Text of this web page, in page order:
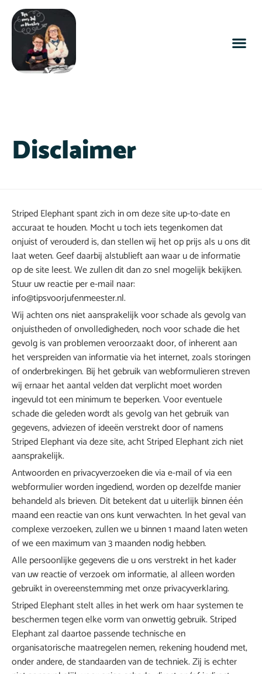
Disclaimer
Striped Elephant spant zich in om deze site up-to-date en
accuraat te houden. Mocht u toch iets tegenkomen dat
onjuist of verouderd is, dan stellen wij het op prijs als u ons dit
laat weten. Geef daarbij alstublieft aan waar u de informatie
op de site leest. We zullen dit dan zo snel mogelijk bekijken.
Stuur uw reactie per e-mail naar:
info@tipsvoorjufenmeester.nl.
Wij achten ons niet aansprakelijk voor schade als gevolg van
onjuistheden of onvolledigheden, noch voor schade die het
gevolg is van problemen veroorzaakt door, of inherent aan
het verspreiden van informatie via het internet, zoals storingen
of onderbrekingen. Bij het gebruik van webformulieren streven
wij ernaar het aantal velden dat verplicht moet worden
ingevuld tot een minimum te beperken. Voor eventuele
schade die geleden wordt als gevolg van het gebruik van
gegevens, adviezen of ideeën verstrekt door of namens
Striped Elephant via deze site, acht Striped Elephant zich niet
aansprakelijk.
Antwoorden en privacyverzoeken die via e-mail of via een
webformulier worden ingediend, worden op dezelfde manier
behandeld als brieven. Dit betekent dat u uiterlijk binnen één
maand een reactie van ons kunt verwachten. In het geval van
complexe verzoeken, zullen we u binnen 1 maand laten weten
of we een maximum van 3 maanden nodig hebben.
Alle persoonlijke gegevens die u ons verstrekt in het kader
van uw reactie of verzoek om informatie, al alleen worden
gebruikt in overeenstemming met onze privacyverklaring.
Striped Elephant stelt alles in het werk om haar systemen te
beschermen tegen elke vorm van onwettig gebruik. Striped
Elephant zal daartoe passende technische en
organisatorische maatregelen nemen, rekening houdend met,
onder andere, de standaarden van de techniek. Zij is echter